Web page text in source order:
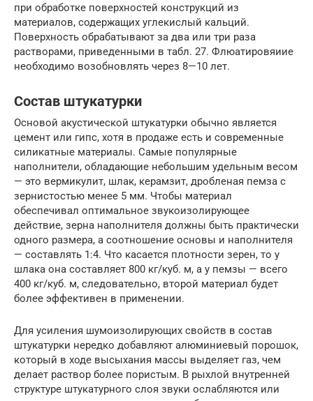
при обработке поверхностей конструкций из
материалов, содержащих углекислый кальций.
Поверхность обрабатывают за два или три раза
растворами, приведенными в табл. 27. Флюатировяиие
необходимо возобновлять через 8—10 лет.
Состав штукатурки
Основой акустической штукатурки обычно является
цемент или гипс, хотя в продаже есть и современные
силикатные материалы. Самые популярные
наполнители, обладающие небольшим удельным весом
— это вермикулит, шлак, керамзит, дробленая пемза с
зернистостью менее 5 мм. Чтобы материал
обеспечивал оптимальное звукоизолирующее
действие, зерна наполнителя должны быть практически
одного размера, а соотношение основы и наполнителя
— составлять 1:4. Что касается плотности зерен, то у
шлака она составляет 800 кг/куб. м, а у пемзы — всего
400 кг/куб. м, следовательно, второй материал будет
более эффективен в применении.
Для усиления шумоизолирующих свойств в состав
штукатурки нередко добавляют алюминиевый порошок,
который в ходе высыхания массы выделяет газ, чем
делает раствор более пористым. В рыхлой внутренней
структуре штукатурного слоя звуки ослабляются или